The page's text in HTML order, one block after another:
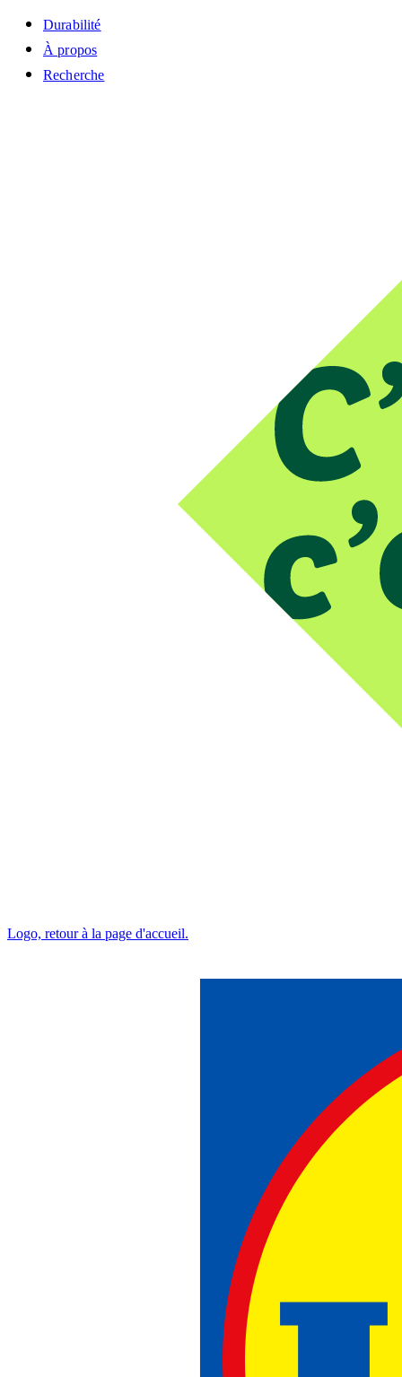
Durabilité
À propos
Recherche
Logo, retour à la page d'accueil.